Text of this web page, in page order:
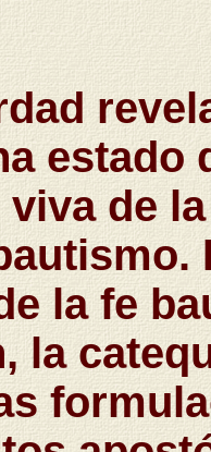
estado
viva de
la fe
la